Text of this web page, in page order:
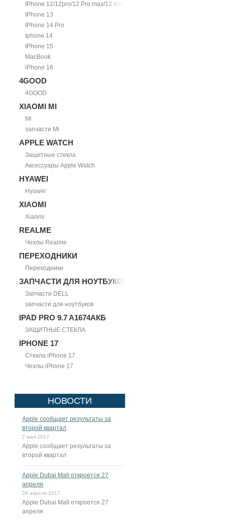
IPhone 12/12pro/12 Pro max/12 mini.
IPhone 13
IPhone 14 Pro
Iphone 14
IPhone 15
MacBook
iPhone 16
4GOOD
4GOOD
XIAOMI MI
Mi
запчасти Mi
APPLE WATCH
Защитные стекла
Аксессуары Apple Watch
HYAWEI
Hyawei
XIAOMI
Xiaomi
REALME
Чехлы Realme
ПЕРЕХОДНИКИ
Переходники
ЗАПЧАСТИ ДЛЯ НОУТБУКОВ
Запчасти DELL
запчасти для ноутбуков
IPAD PRO 9.7 A1674АКБ
ЗАЩИТНЫЕ СТЕКЛА
IPHONE 17
Стекла iPhone 17
Чехлы iPhone 17
НОВОСТИ
Apple сообщает результаты за
второй квартал
2 мая 2017
Apple сообщает результаты за
второй квартал
Apple Dubai Mall откроется 27
апреля
26 апреля 2017
Apple Dubai Mall откроется 27
апреля